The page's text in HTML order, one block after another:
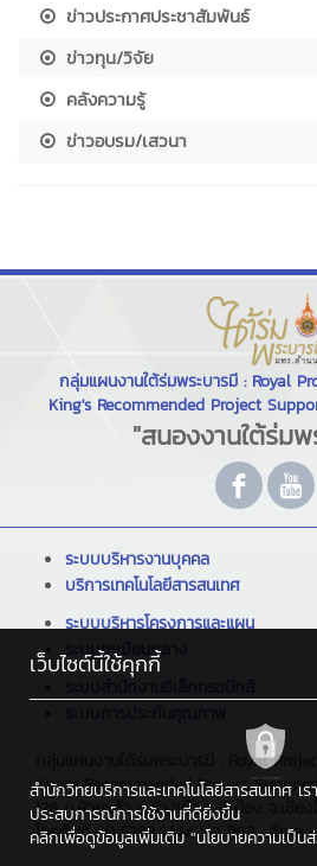
ข่าวประกาศประชาสัมพันธ์
ข่าวทุน/วิจัย
คลังความรู้
ข่าวอบรม/เสวนา
กลุ่มแผนงานใต้ร่มพระบารมี : Royal
King's Recommended Project
"สนองงานใต้ร่มพ
ระบบบริหารงานบุคคล
บริการเทคโนโลยีสารสนเทศ
ระบบบริหารโครงการและแผน
ระบบทะเบียนกลาง
กลุ่มแผนงานใต้ร่มพระบารมี : Royal
King's Recommended Project
128 ถ.ห้วยแก้ว ต.ช้างเผือก อ.เมือง จ.เชียง
โทรศัพท์ : 0 5392 1444 ต่อ 1189 , อีเมล
เว็บไซต์นี้ใช้คุกกี้
สำนักวิทยบริการและเทคโนโลยีสารสนเทศ เ
ประสบการณ์การใช้งานที่ดียิ่งขึ้น
คลิกเพื่อดูข้อมูลเพิ่มเติม "นโยบายความเป็น